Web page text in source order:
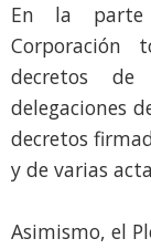
En la parte
Corporación
decretos de
delegaciones
decretos
y de varias
Asimismo, el